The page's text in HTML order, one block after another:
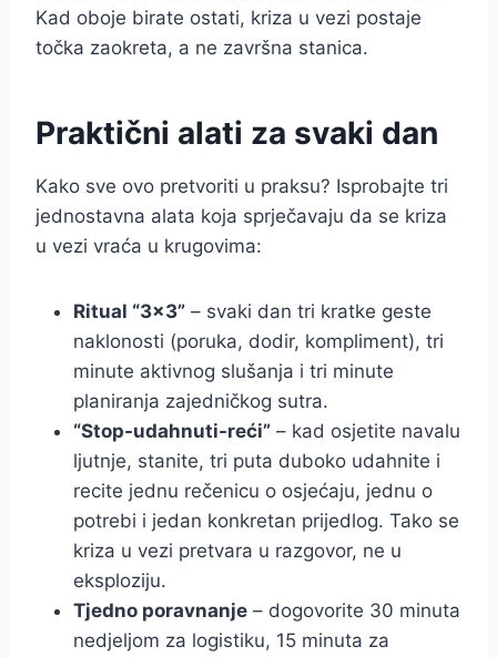
Kad oboje birate ostati, kriza u vezi postaje
točka zaokreta, a ne završna stanica.
Praktični alati za svaki dan
Kako sve ovo pretvoriti u praksu? Isprobajte tri
jednostavna alata koja sprječavaju da se kriza
u vezi vraća u krugovima:
Ritual “3×3” – svaki dan tri kratke geste
naklonosti (poruka, dodir, kompliment), tri
minute aktivnog slušanja i tri minute
planiranja zajedničkog sutra.
“Stop-udahnuti-reći” – kad osjetite navalu
ljutnje, stanite, tri puta duboko udahnite i
recite jednu rečenicu o osjećaju, jednu o
potrebi i jedan konkretan prijedlog. Tako se
kriza u vezi pretvara u razgovor, ne u
eksploziju.
Tjedno poravnanje – dogovorite 30 minuta
nedjeljom za logistiku, 15 minuta za